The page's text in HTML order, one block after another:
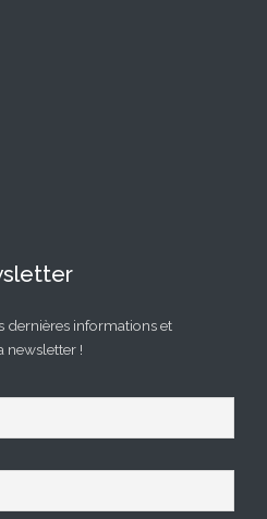
dernières informations et
newsletter !